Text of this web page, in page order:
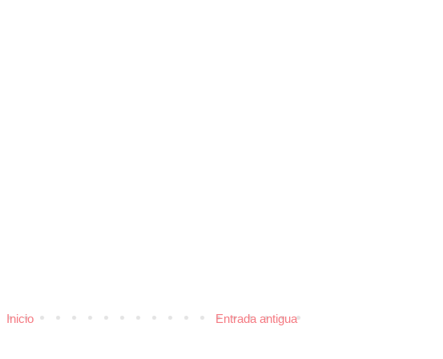
Entrada antigua
Inicio